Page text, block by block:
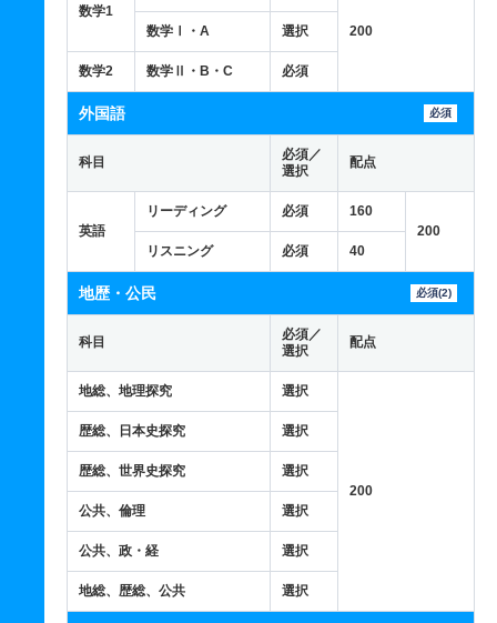
数学1
200
数学Ⅰ・A 選択
数学2 数学Ⅱ・B・C 必須
外国語 必須
科目
必須／
選択
配点
英語
リーディング 必須
160
200
リスニング
必須 40
地歴・公民 必須(2)
科目
必須／
選択
配点
地総、地理探究 選択
200
歴総、日本史探究 選択
歴総、世界史探究 選択
公共、倫理 選択
公共、政・経 選択
地総、歴総、公共 選択